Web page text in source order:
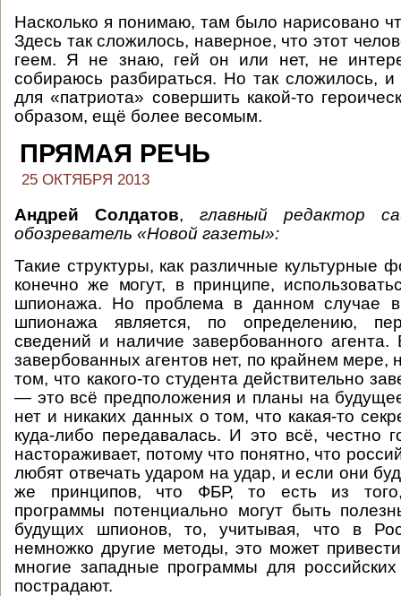
Насколько я понимаю, там было нарисовано
Здесь так сложилось, наверное, что этот
геем. Я не знаю, гей он или нет, не
собираюсь разбираться. Но так сложилось,
для «патриота» совершить какой-то
образом, ещё более весомым.
ПРЯМАЯ РЕЧЬ
25 ОКТЯБРЯ 2013
Андрей Солдатов,
главный редактор
обозреватель «Новой газеты»:
Такие структуры, как различные культурные
конечно же могут, в принципе,
шпионажа. Но проблема в данном случае
шпионажа является, по определению,
сведений и наличие завербованного
завербованных агентов нет, по крайнем мере,
том, что какого-то студента действительно
— это всё предположения и планы на
нет и никаких данных о том, что какая-то
куда-либо передавалась. И это всё, честно
настораживает, потому что понятно, что
любят отвечать ударом на удар, и если они
же принципов, что ФБР, то есть из
программы потенциально могут быть
будущих шпионов, то, учитывая, что в
немножко другие методы, это может
многие западные программы для российских
пострадают.